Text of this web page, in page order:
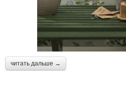
читать дальше →